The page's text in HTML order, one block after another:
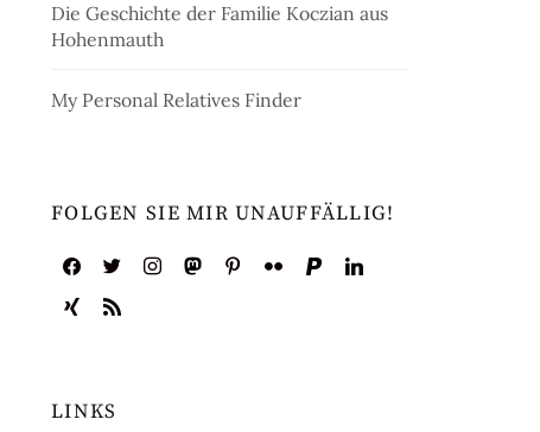
Die Geschichte der Familie Koczian aus
Hohenmauth
My Personal Relatives Finder
FOLGEN SIE MIR UNAUFFÄLLIG!
LINKS